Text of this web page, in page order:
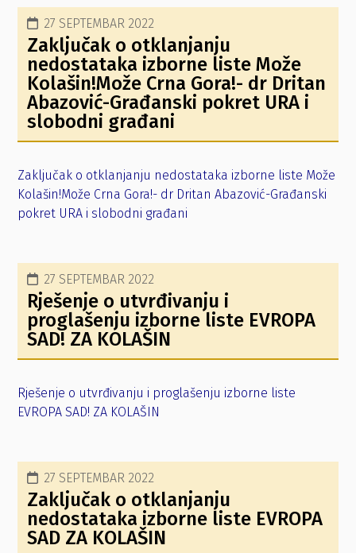
27 SEPTEMBAR 2022
Zaključak o otklanjanju
nedostataka izborne liste Može
Kolašin!Može Crna Gora!- dr Dritan
Abazović-Građanski pokret URA i
slobodni građani
Zaključak o otklanjanju nedostataka izborne liste Može
Kolašin!Može Crna Gora!- dr Dritan Abazović-Građanski
pokret URA i slobodni građani
27 SEPTEMBAR 2022
Rješenje o utvrđivanju i
proglašenju izborne liste EVROPA
SAD! ZA KOLAŠIN
Rješenje o utvrđivanju i proglašenju izborne liste
EVROPA SAD! ZA KOLAŠIN
27 SEPTEMBAR 2022
Zaključak o otklanjanju
nedostataka izborne liste EVROPA
SAD ZA KOLAŠIN